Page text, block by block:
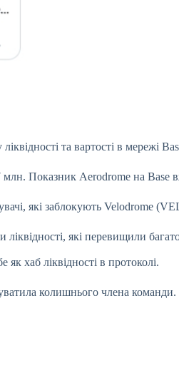
та вартості в мережі
Показник Aerodrome на Base
які заблокують Velodrome
які перевищили
хаб ліквідності в протоколі.
колишнього члена команди.